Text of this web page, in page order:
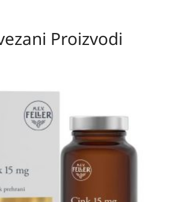
Proizvodi